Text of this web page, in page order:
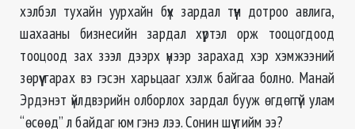
хэлбэл тухайн уурхайн бүх зардал түүн дотроо авлига,
шахааны бизнесийн зардал хүртэл орж тооцогдоод
тооцоод зах зээл дээрх үнээр зарахад хэр хэмжээний
зөрүү гарах вэ гэсэн харьцааг хэлж байгаа болно. Манай
Эрдэнэт үйлдвэрийн олборлох зардал бууж өгдөггүй улам
“өсөөд” л байдаг юм гэнэ лээ. Сонин шүү тийм ээ?